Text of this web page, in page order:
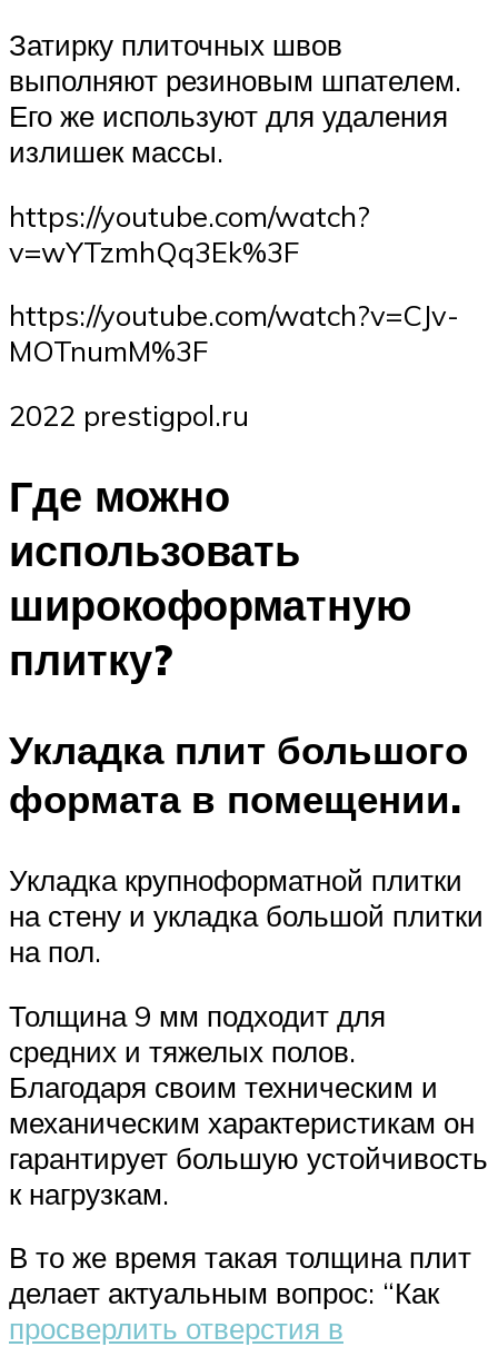
Затирку плиточных швов
выполняют резиновым шпателем.
Его же используют для удаления
излишек массы.
https://youtube.com/watch?
v=wYTzmhQq3Ek%3F
https://youtube.com/watch?v=CJv-
MOTnumM%3F
2022 prestigpol.ru
Где можно
использовать
широкоформатную
плитку?
Укладка плит большого
формата в помещении.
Укладка крупноформатной плитки
на стену и укладка большой плитки
на пол.
Толщина 9 мм подходит для
средних и тяжелых полов.
Благодаря своим техническим и
механическим характеристикам он
гарантирует большую устойчивость
к нагрузкам.
В то же время такая толщина плит
делает актуальным вопрос: “Как
просверлить отверстия в